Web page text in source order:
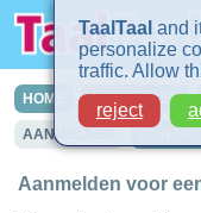
HOME CURSUSSEN
AANMELDEN
Aanmelden voor
TaalTaal and
personalize
traffic. Allow
reject